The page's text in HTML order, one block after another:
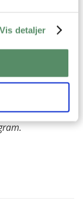
Vis detaljer
mængden